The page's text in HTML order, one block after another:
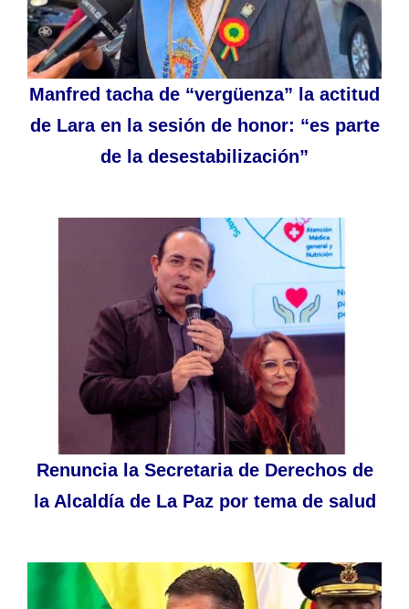
Manfred tacha de “vergüenza” la actitud
de Lara en la sesión de honor: “es parte
de la desestabilización”
Renuncia la Secretaria de Derechos de
la Alcaldía de La Paz por tema de salud